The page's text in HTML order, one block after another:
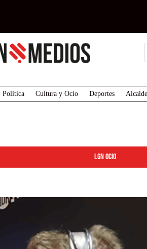
Política Cultura y Ocio Deportes
LGN ocio